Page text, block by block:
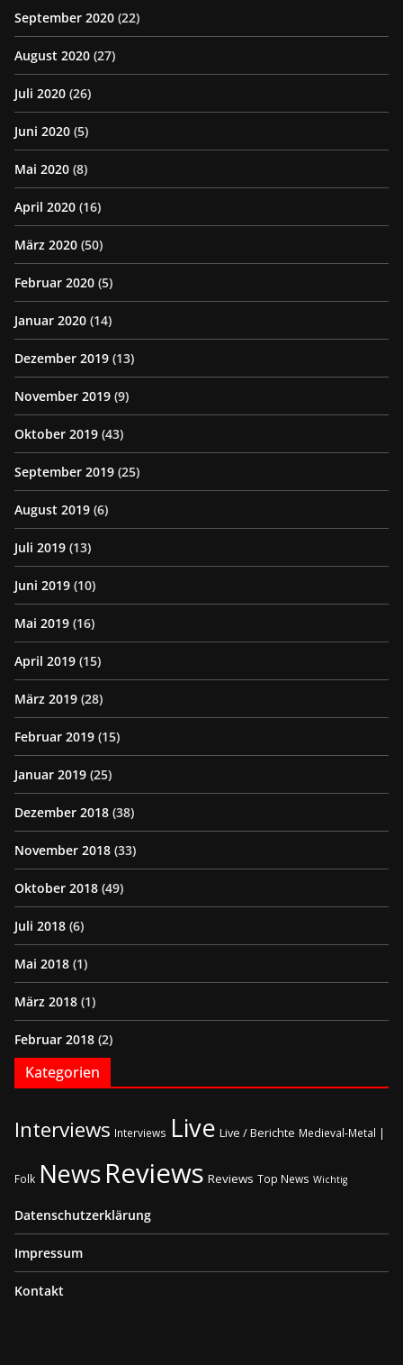
September 2020 (22)
August 2020 (27)
Juli 2020 (26)
Juni 2020 (5)
Mai 2020 (8)
April 2020 (16)
März 2020 (50)
Februar 2020 (5)
Januar 2020 (14)
Dezember 2019 (13)
November 2019 (9)
Oktober 2019 (43)
September 2019 (25)
August 2019 (6)
Juli 2019 (13)
Juni 2019 (10)
Mai 2019 (16)
April 2019 (15)
März 2019 (28)
Februar 2019 (15)
Januar 2019 (25)
Dezember 2018 (38)
November 2018 (33)
Oktober 2018 (49)
Juli 2018 (6)
Mai 2018 (1)
März 2018 (1)
Februar 2018 (2)
Kategorien
Interviews Interviews Live Live / Berichte Medieval-Metal |
Folk NewsReviews Reviews Top News Wichtig
Datenschutzerklärung
Impressum
Kontakt